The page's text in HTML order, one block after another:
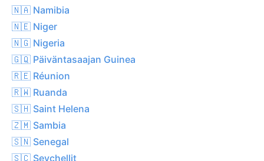
🇳🇦 Namibia
🇳🇪 Niger
🇳🇬 Nigeria
🇬🇶 Päiväntasaajan Guinea
🇷🇪 Réunion
🇷🇼 Ruanda
🇸🇭 Saint Helena
🇿🇲 Sambia
🇸🇳 Senegal
🇸🇨 Seychellit